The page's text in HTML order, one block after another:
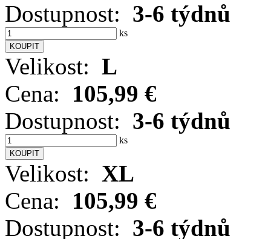
Dostupnost: 3-6 týdnů
ks
Velikost: L
Cena: 105,99 €
Dostupnost: 3-6 týdnů
ks
Velikost: XL
Cena: 105,99 €
Dostupnost: 3-6 týdnů